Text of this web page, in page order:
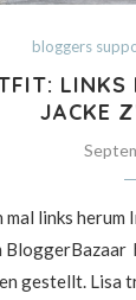
bloggers
LINKS
JACKE
mal links
BloggerBazaar
gestellt.